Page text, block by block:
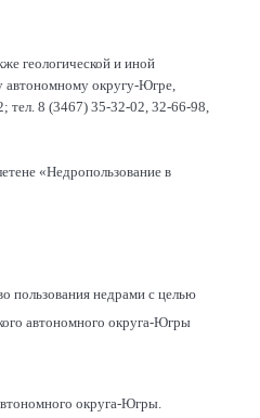
геологической и иной
автономному округу-Югре,
8 (3467) 35-32-02, 32-66-98,
«Недропользование в
пользования недрами с целью
автономного округа-Югры
округа-Югры.